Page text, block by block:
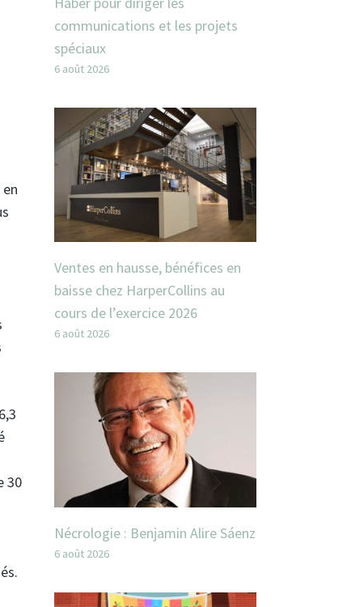
30
communications et les projets
spéciaux
6 août 2026
Ventes en hausse, bénéfices en
baisse chez HarperCollins au
cours de l’exercice 2026
6 août 2026
Nécrologie : Benjamin Alire Sáenz
6 août 2026